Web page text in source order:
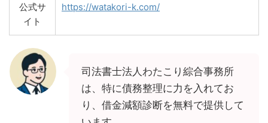
公式サ
イト
https://watakori-k.com/
司法書士法人わたこり綜合事務所
は、特に債務整理に力を入れてお
り、借金減額診断を無料で提供して